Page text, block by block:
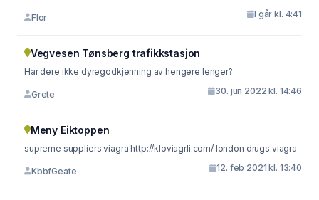
Flor I går kl. 4:41
Vegvesen Tønsberg trafikkstasjon
Har dere ikke dyregodkjenning av hengere lenger?
Grete 30. jun 2022 kl. 14:46
Meny Eiktoppen
supreme suppliers viagra http://kloviagrli.com/ london drugs viagra
KbbfGeate 12. feb 2021 kl. 13:40